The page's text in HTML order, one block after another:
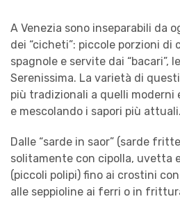
A Venezia sono inseparabili da
dei “cicheti”: piccole porzioni di
spagnole e servite dai “bacari”,
Serenissima. La varietà di
più tradizionali a quelli
e mescolando i sapori più attuali.
Dalle “sarde in saor” (sarde
solitamente con cipolla, uvetta
(piccoli polipi) fino ai crostini
alle seppioline ai ferri o in